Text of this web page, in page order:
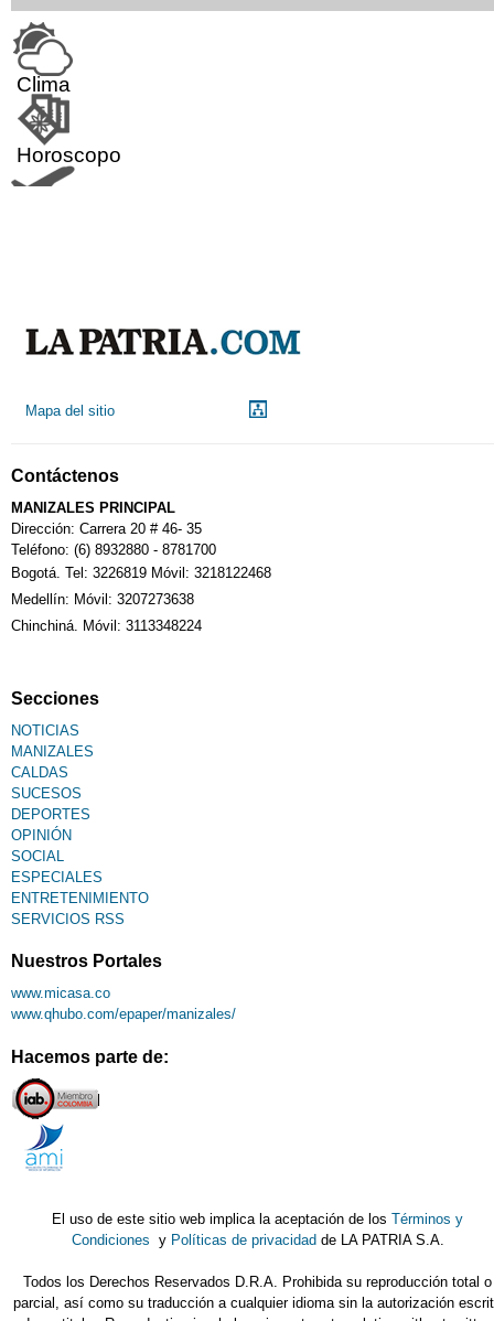
Clima
Horoscopo
Calendario Tributario
Sudoku
Mapa del sitio
Contáctenos
MANIZALES PRINCIPAL
Dirección: Carrera 20 # 46- 35
Teléfono: (6) 8932880 - 8781700
Bogotá. Tel: 3226819 Móvil: 3218122468
Medellín: Móvil: 3207273638
Chinchiná. Móvil: 3113348224
Secciones
NOTICIAS
MANIZALES
CALDAS
SUCESOS
DEPORTES
OPINIÓN
SOCIAL
ESPECIALES
ENTRETENIMIENTO
SERVICIOS RSS
Nuestros Portales
www.micasa.co
www.qhubo.com/epaper/manizales/
Hacemos parte de:
El uso de este sitio web implica la aceptación de losTérminos y
Condiciones y Políticas de privacidad de LA PATRIA S.A.
Todos los Derechos Reservados D.R.A. Prohibida su reproducción total o
parcial, así como su traducción a cualquier idioma sin la autorización